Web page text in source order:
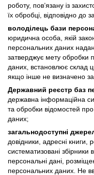
роботу, пов’язану із
їх обробці, відповідно до
володілець бази
юридична особа, якій
персональних даних
затверджує мету обробки
даних, встановлює склад
якщо інше не визначено
Державний реєстр баз
державна інформаційна
та обробки відомостей
даних;
загальнодоступні
довідники, адресні книги,
систематизовані збірники
персональні дані,
персональних даних. Не